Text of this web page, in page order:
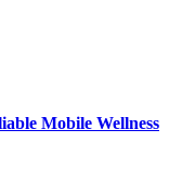
Mobile Wellness